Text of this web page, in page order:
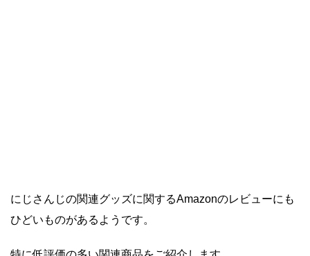
にじさんじの関連グッズに関するAmazonのレビューにも
ひどいものがあるようです。